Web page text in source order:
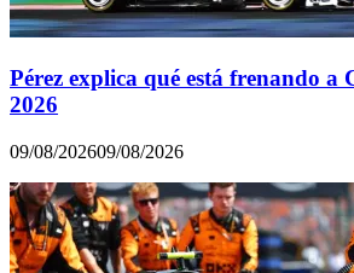
Pérez explica qué está frenando a
2026
09/08/202609/08/2026